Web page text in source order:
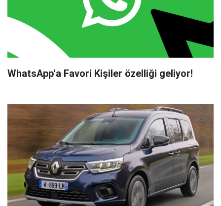
WhatsApp'a Favori Kişiler özelliği geliyor!